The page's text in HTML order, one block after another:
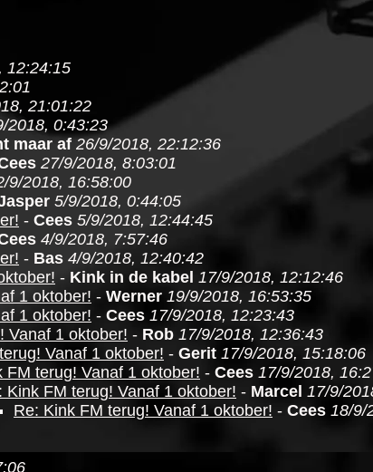
12:24:15
21:01:22
2018, 0:43:23
maar af 26/9/2018, 22:12:36
27/9/2018, 8:03:01
9/2018, 16:58:00
5/9/2018, 0:44:05
- Cees 5/9/2018, 12:44:45
4/9/2018, 7:57:46
- Bas 4/9/2018, 12:40:42
- Kink in de kabel 17/9/2018, 12:12:46
1 oktober! - Werner 19/9/2018, 16:53:35
1 oktober! - Cees 17/9/2018, 12:23:43
Vanaf 1 oktober! - Rob 17/9/2018, 12:36:43
Vanaf 1 oktober! - Gerit 17/9/2018, 15:18:06
FM terug! Vanaf 1 oktober! - Cees 17/9/2018,
Kink FM terug! Vanaf 1 oktober! - Marcel 17/9/
Re: Kink FM terug! Vanaf 1 oktober! - Cees 18/9/